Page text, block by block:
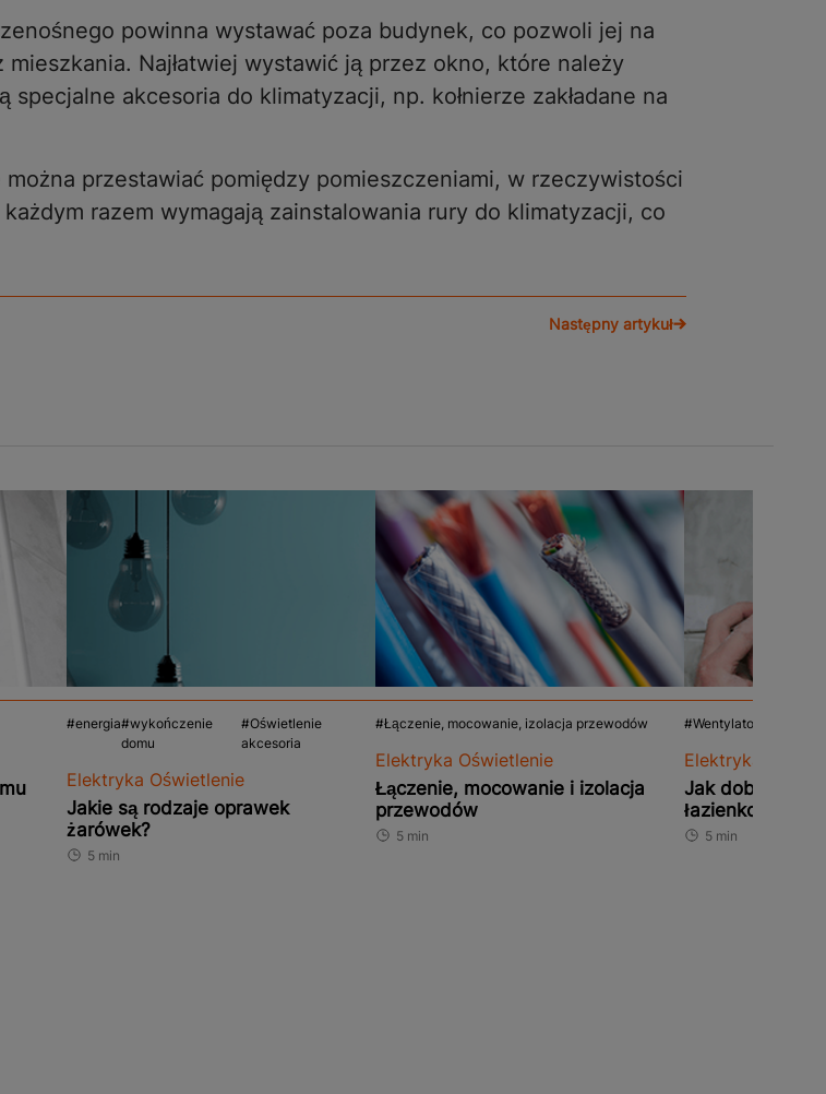
powinna wystawać poza budynek, co pozwoli jej na
Najłatwiej wystawić ją przez okno, które należy
akcesoria do klimatyzacji, np. kołnierze zakładane na
przestawiać pomiędzy pomieszczeniami, w rzeczywistości
razem wymagają zainstalowania rury do klimatyzacji, co
Następny artykuł
energia wykończenie
domu
Oświetlenie
akcesoria
Elektryka Oświetlenie
Jakie są rodzaje oprawek
żarówek?
5 min
Łączenie, mocowanie, izolacja przewodów
Elektryka Oświetlenie
Łączenie, mocowanie i izolacja
przewodów
5 min
Wentylatory
Elektryka
Jak dobrać
łazienkowy?
5 min